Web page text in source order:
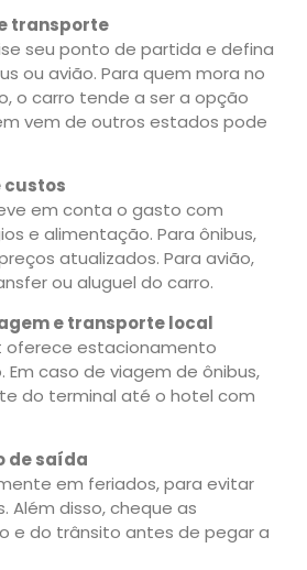
transporte
seu ponto de partida e defina
ou avião. Para quem mora no
o carro tende a ser a opção
vem de outros estados pode
custos
em conta o gasto com
e alimentação. Para ônibus,
atualizados. Para avião,
ou aluguel do carro.
e transporte local
oferece estacionamento
caso de viagem de ônibus,
do terminal até o hotel com
de saída
em feriados, para evitar
Além disso, cheque as
e do trânsito antes de pegar a